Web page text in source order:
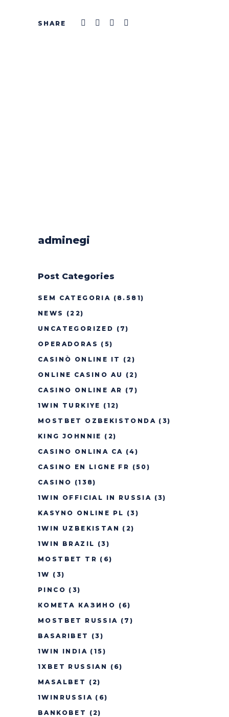
adminegi
Post Categories
SEM CATEGORIA (8.581)
NEWS
(22)
UNCATEGORIZED (7)
OPERADORAS (5)
CASINÒ ONLINE IT
(2)
ONLINE CASINO AU
(2)
CASINO ONLINE AR (7)
1WIN TURKIYE (12)
MOSTBET OZBEKISTONDA (3)
KING JOHNNIE (2)
CASINO ONLINA CA (4)
CASINO EN LIGNE FR (50)
CASINO (138)
1WIN OFFICIAL IN RUSSIA (3)
KASYNO ONLINE PL (3)
1WIN UZBEKISTAN (2)
1WIN BRAZIL (3)
MOSTBET TR (6)
1W (3)
PINCO (3)
КОМЕТА КАЗИНО (6)
MOSTBET RUSSIA (7)
BASARIBET
(3)
1WIN INDIA (15)
1XBET RUSSIAN
(6)
MASALBET
(2)
1WINRUSSIA (6)
BANKOBET
(2)